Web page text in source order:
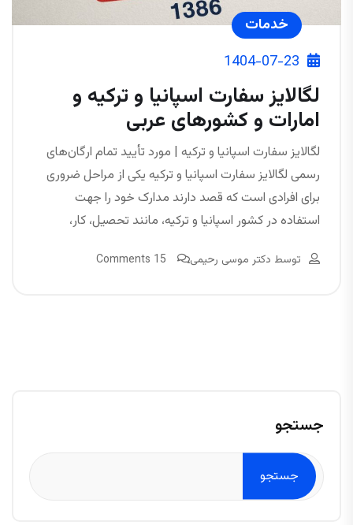
خدمات
1404-07-23
لگالایز سفارت اسپانیا و ترکیه و
امارات و کشورهای عربی
لگالایز سفارت اسپانیا و ترکیه | مورد تأیید تمام ارگان‌های
رسمی لگالایز سفارت اسپانیا و ترکیه یکی از مراحل ضروری
برای افرادی است که قصد دارند مدارک خود را جهت
استفاده در کشور اسپانیا و ترکیه، مانند تحصیل، کار،
توسط دکتر موسی رحیمی 15 Comments
جستجو
جستجو